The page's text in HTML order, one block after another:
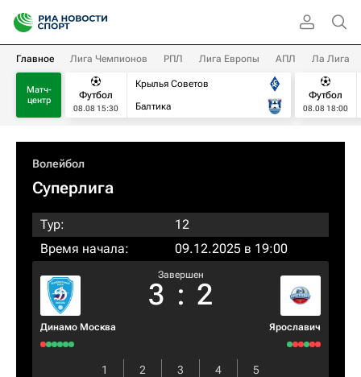
Главное Лига Чемпионов РПЛ Лига Европы АПЛ Ла Лига
Матч-
центр
Футбол
08.08 15:30
Крылья Советов
Балтика
Футбол
08.08 18:00
Волейбол
Суперлига
Тур:
12
Время начала:
09.12.2025 в 19:00
Динамо Москва
Завершен
3 : 2
Ярославич
1 2 3 4
5